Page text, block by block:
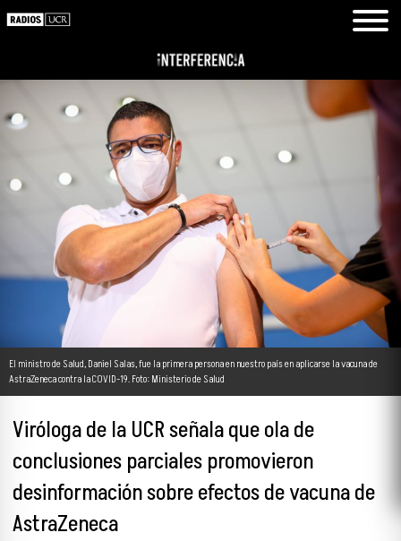
El ministro de Salud, Daniel Salas, fue la primera persona en nuestro país en aplicarse la vacuna de
AstraZeneca contra la COVID-19. Foto: Ministerio de Salud
Viróloga de la UCR señala que ola de
conclusiones parciales promovieron
desinformación sobre efectos de vacuna de
AstraZeneca